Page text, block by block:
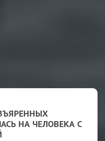
НА ЧЕЛОВЕКА С